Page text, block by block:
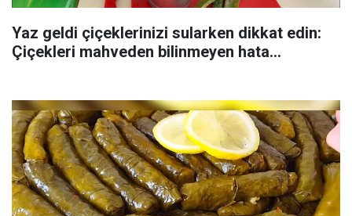
Yaz geldi çiçeklerinizi sularken dikkat edin:
Çiçekleri mahveden bilinmeyen hata...